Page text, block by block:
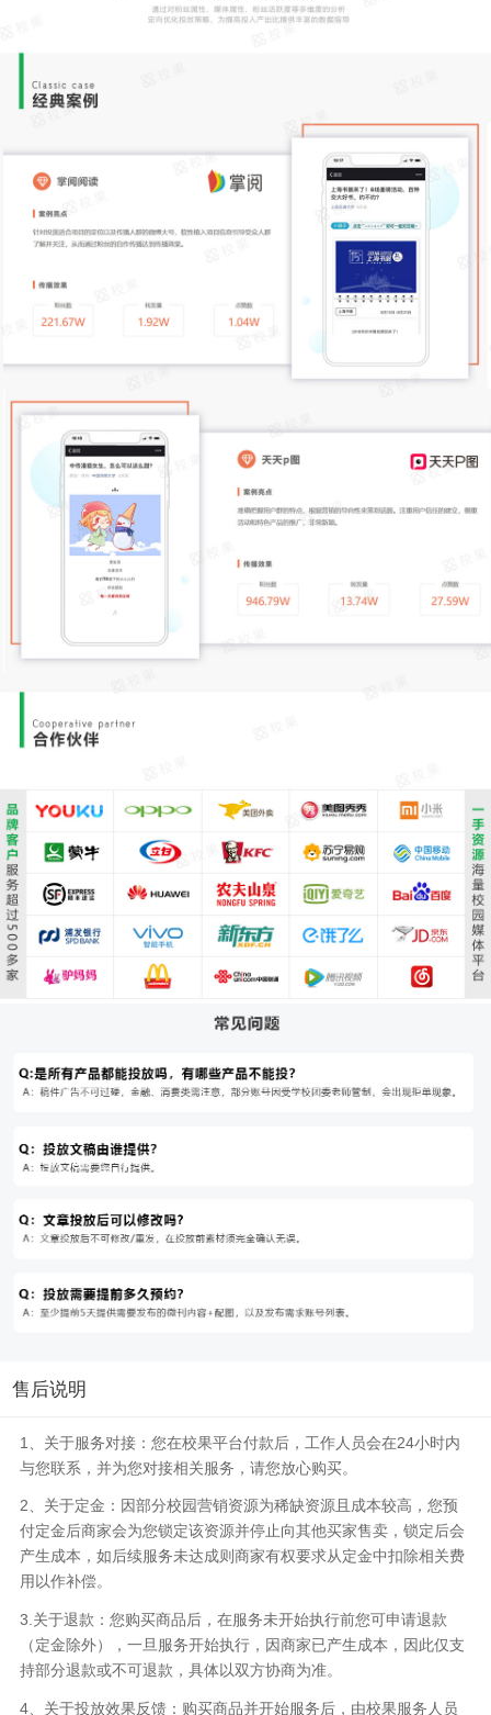
售后说明
1、关于服务对接：您在校果平台付款后，工作人员会在24小时内
与您联系，并为您对接相关服务，请您放心购买。
2、关于定金：因部分校园营销资源为稀缺资源且成本较高，您预
付定金后商家会为您锁定该资源并停止向其他买家售卖，锁定后会
产生成本，如后续服务未达成则商家有权要求从定金中扣除相关费
用以作补偿。
3.关于退款：您购买商品后，在服务未开始执行前您可申请退款
（定金除外），一旦服务开始执行，因商家已产生成本，因此仅支
持部分退款或不可退款，具体以双方协商为准。
4、关于投放效果反馈：购买商品并开始服务后，由校果服务人员